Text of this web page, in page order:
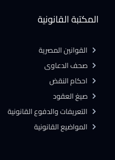
المكتبة القانونية
القوانين المصرية
صحف الدعاوى
احكام النقض
صيغ العقود
التعريفات والدفوع القانونية
المواضيع القانونية